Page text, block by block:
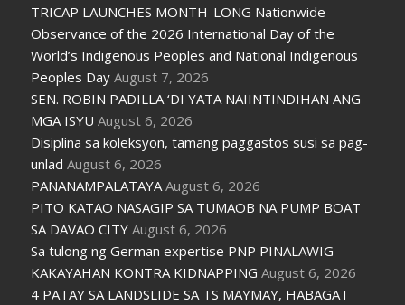
TRICAP LAUNCHES MONTH-LONG Nationwide
Observance of the 2026 International Day of the
World’s Indigenous Peoples and National Indigenous
Peoples Day August 7, 2026
SEN. ROBIN PADILLA ‘DI YATA NAIINTINDIHAN ANG
MGA ISYU August 6, 2026
Disiplina sa koleksyon, tamang paggastos susi sa pag-
unlad August 6, 2026
PANANAMPALATAYA August 6, 2026
PITO KATAO NASAGIP SA TUMAOB NA PUMP BOAT
SA DAVAO CITY August 6, 2026
Sa tulong ng German expertise PNP PINALAWIG
KAKAYAHAN KONTRA KIDNAPPING August 6, 2026
4 PATAY SA LANDSLIDE SA TS MAYMAY, HABAGAT